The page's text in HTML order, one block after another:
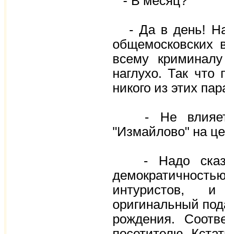
- Да в день!
общемосковских
всему
наглухо. Так что
никого из этих
- Не влияет
"Измайлово" на
- Надо
интуристов,
оригинальный
рождения.